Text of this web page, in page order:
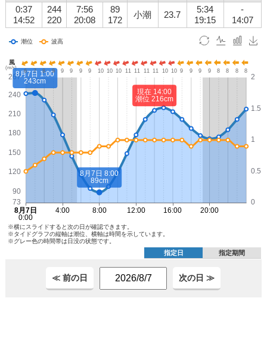
0:37
14:52
244
220
7:56
20:08
89
172
小潮 23.7
5:34
19:15
-
14:07
※横にスライドすると次の日が確認できます。
※タイドグラフの縦軸は潮位、横軸は時間を示しています。
※グレー色の時間帯は日没の状態です。
指定日 指定期間
≪ 前の日 次の日 ≫